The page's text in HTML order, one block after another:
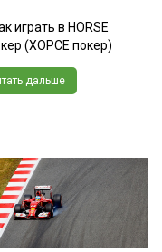
играть в HORSE
(ХОРСЕ покер)
дальше